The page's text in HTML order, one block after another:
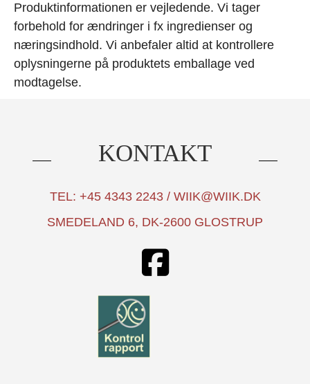
Produktinformationen er vejledende. Vi tager
forbehold for ændringer i fx ingredienser og
næringsindhold. Vi anbefaler altid at kontrollere
oplysningerne på produktets emballage ved
modtagelse.
KONTAKT
TEL: +45 4343 2243 / WIIK@WIIK.DK
SMEDELAND 6, DK-2600 GLOSTRUP